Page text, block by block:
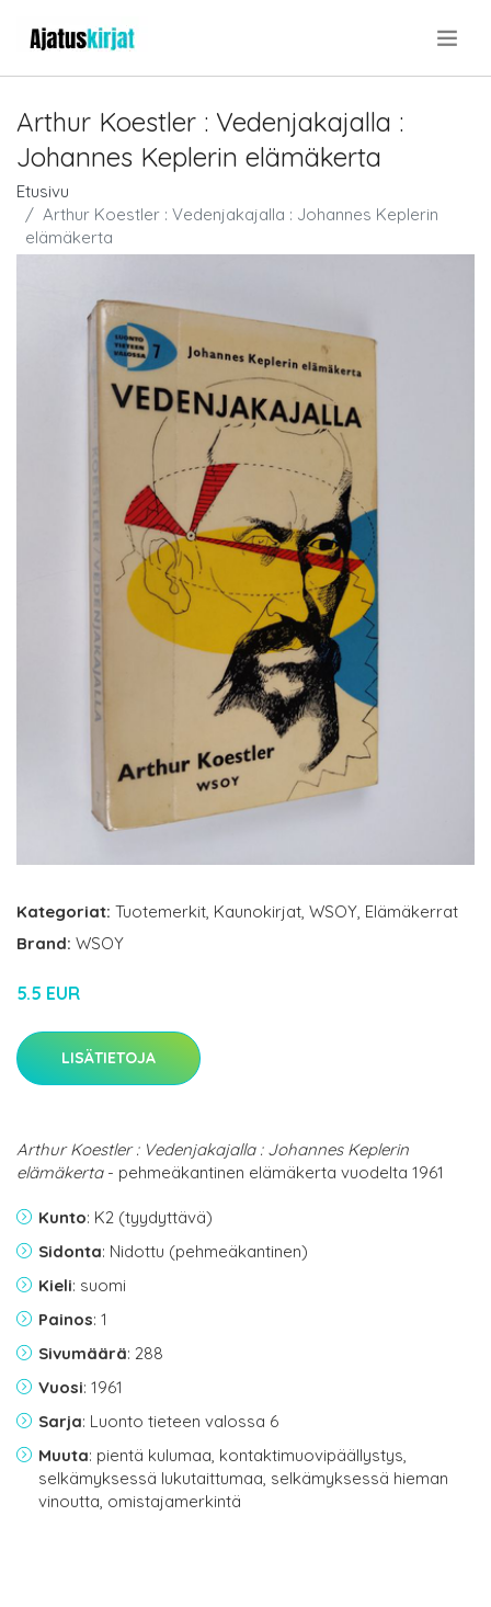
Arthur Koestler : Vedenjakajalla :
Johannes Keplerin elämäkerta
Etusivu
Arthur Koestler : Vedenjakajalla : Johannes Keplerin
elämäkerta
Kategoriat: Tuotemerkit, Kaunokirjat, WSOY, Elämäkerrat
Brand: WSOY
5.5 EUR
LISÄTIETOJA
Arthur Koestler : Vedenjakajalla : Johannes Keplerin
elämäkerta- pehmeäkantinen elämäkerta vuodelta 1961
Kunto: K2 (tyydyttävä)
Sidonta: Nidottu (pehmeäkantinen)
Kieli: suomi
Painos: 1
Sivumäärä: 288
Vuosi: 1961
Sarja: Luonto tieteen valossa 6
Muuta: pientä kulumaa, kontaktimuovipäällystys,
selkämyksessä lukutaittumaa, selkämyksessä hieman
vinoutta, omistajamerkintä